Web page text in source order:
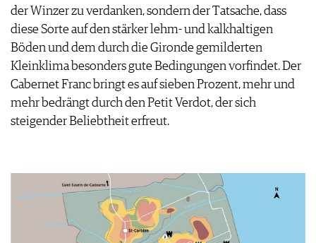
der Winzer zu verdanken, sondern der Tatsache, dass
diese Sorte auf den stärker lehm- und kalkhaltigen
Böden und dem durch die Gironde gemilderten
Kleinklima besonders gute Bedingungen vorfindet. Der
Cabernet Franc bringt es auf sieben Prozent, mehr und
mehr bedrängt durch den Petit Verdot, der sich
steigender Beliebtheit erfreut.